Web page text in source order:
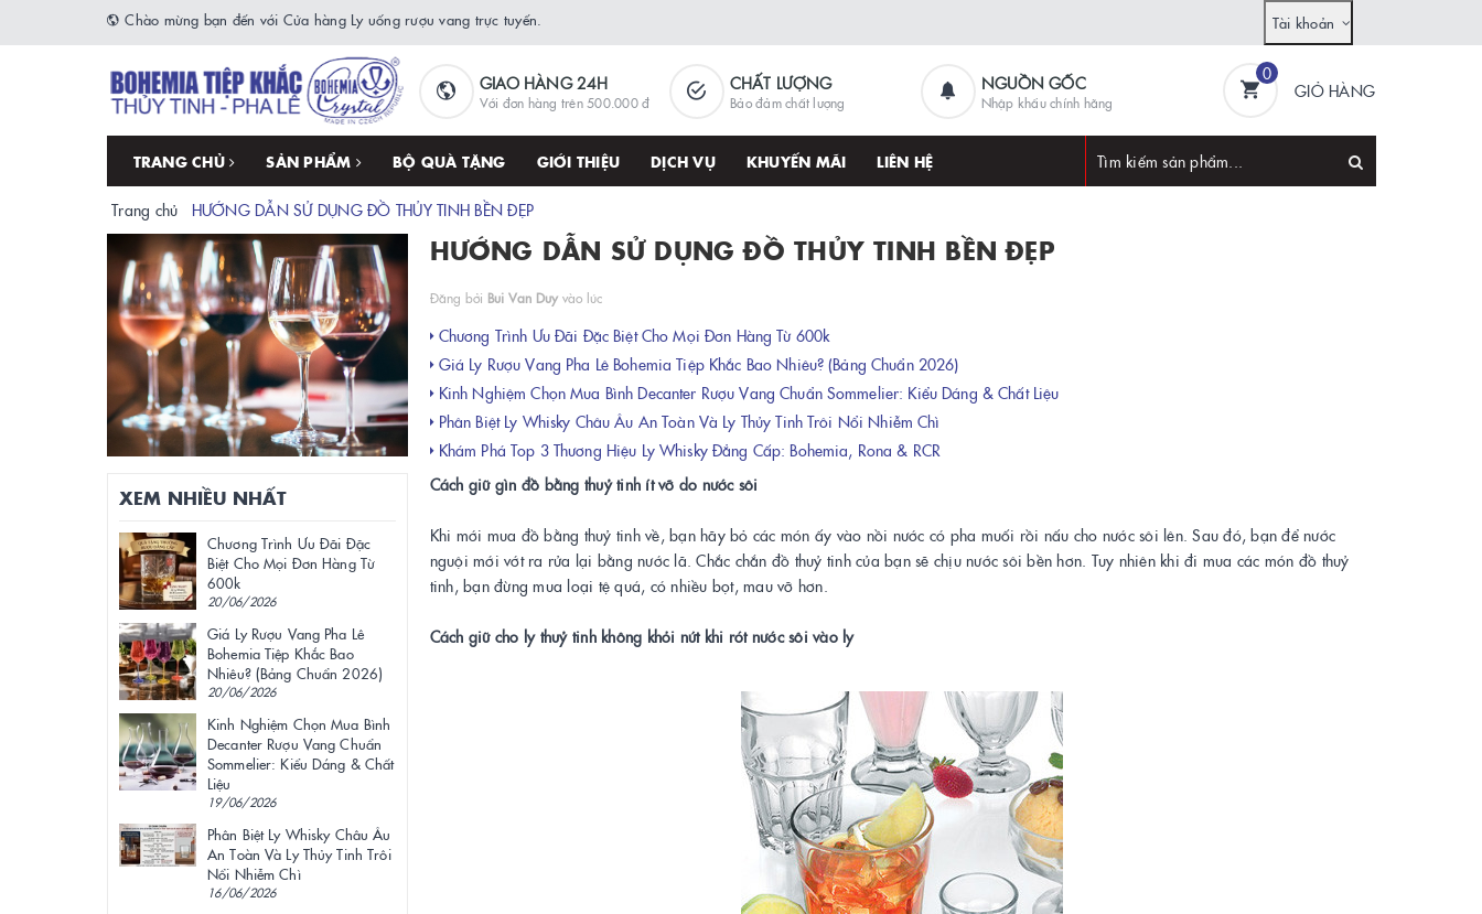
Chào mừng bạn đến với Cửa hàng Ly uống rượu vang trực tuyến. Tài khoản
GIAO HÀNG 24H
Với đơn hàng trên 500.000 đ
CHẤT LƯỢNG
Bảo đảm chất lượng
NGUỒN GỐC
Nhập khẩu chính hãng
0
GIỎ HÀNG
TRANG CHỦ SẢN PHẨM BỘ QUÀ TẶNG GIỚI THIỆU DỊCH VỤ KHUYẾN MÃI LIÊN HỆ
Trang chủ HƯỚNG DẪN SỬ DỤNG ĐỒ THỦY TINH BỀN ĐẸP
HƯỚNG DẪN SỬ DỤNG ĐỒ THỦY TINH BỀN ĐẸP
Đăng bởi Bui Van Duy vào lúc
Chương Trình Ưu Đãi Đặc Biệt Cho Mọi Đơn Hàng Từ 600k
Giá Ly Rượu Vang Pha Lê Bohemia Tiệp Khắc Bao Nhiêu? (Bảng Chuẩn 2026)
Kinh Nghiệm Chọn Mua Bình Decanter Rượu Vang Chuẩn Sommelier: Kiểu Dáng & Chất Liệu
Phân Biệt Ly Whisky Châu Âu An Toàn Và Ly Thủy Tinh Trôi Nổi Nhiễm Chì
Khám Phá Top 3 Thương Hiệu Ly Whisky Đẳng Cấp: Bohemia, Rona & RCR
Cách giữ gìn đồ bằng thuỷ tinh ít vỡ do nước sôi
Khi mới mua đồ bằng thuỷ tinh về, bạn hãy bỏ các món ấy vào nồi nước có pha muối rồi nấu cho nước sôi lên. Sau đó, bạn để nước
nguội mới vớt ra rửa lại bằng nước lã. Chắc chắn đồ thuỷ tinh của bạn sẽ chịu nước sôi bền hơn. Tuy nhiên khi đi mua các món đồ thuỷ
tinh, bạn đừng mua loại tệ quá, có nhiều bọt, mau vỡ hơn.
Cách giữ cho ly thuỷ tinh không khỏi nứt khi rót nước sôi vào ly
XEM NHIỀU NHẤT
Chương Trình Ưu Đãi Đặc
Biệt Cho Mọi Đơn Hàng Từ
600k
20/06/2026
Giá Ly Rượu Vang Pha Lê
Bohemia Tiệp Khắc Bao
Nhiêu? (Bảng Chuẩn 2026)
20/06/2026
Kinh Nghiệm Chọn Mua Bình
Decanter Rượu Vang Chuẩn
Sommelier: Kiểu Dáng & Chất
Liệu
19/06/2026
Phân Biệt Ly Whisky Châu Âu
An Toàn Và Ly Thủy Tinh Trôi
Nổi Nhiễm Chì
16/06/2026